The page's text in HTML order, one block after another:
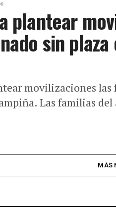
plantear
sin
movilizaciones
Las familias
MÁS